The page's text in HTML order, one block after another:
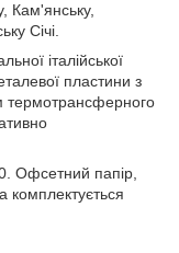
Кам'янську,
Січі.
італійської
пластини з
термотрансферного
Офсетний папір,
комплектується